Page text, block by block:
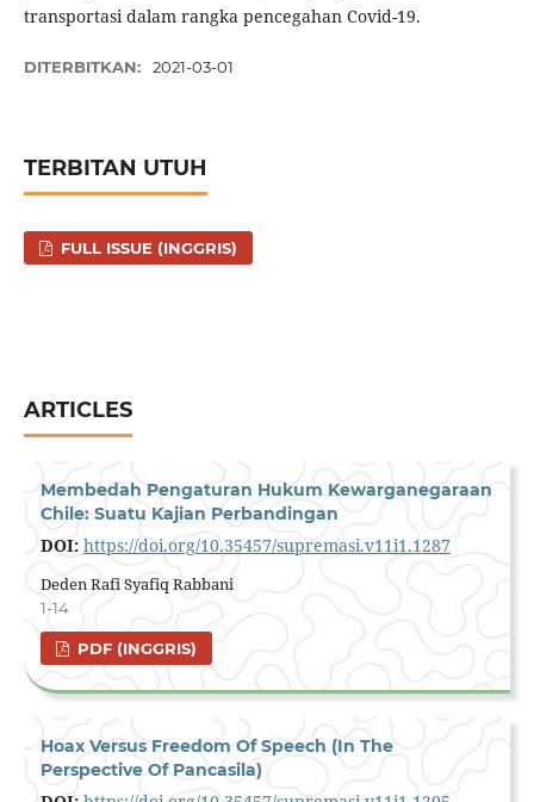
transportasi dalam rangka pencegahan Covid-19.
DITERBITKAN: 2021-03-01
TERBITAN UTUH
FULL ISSUE (INGGRIS)
ARTICLES
Membedah Pengaturan Hukum Kewarganegaraan
Chile: Suatu Kajian Perbandingan
DOI: https://doi.org/10.35457/supremasi.v11i1.1287
Deden Rafi Syafiq Rabbani
1-14
PDF (INGGRIS)
Hoax Versus Freedom Of Speech (In The
Perspective Of Pancasila)